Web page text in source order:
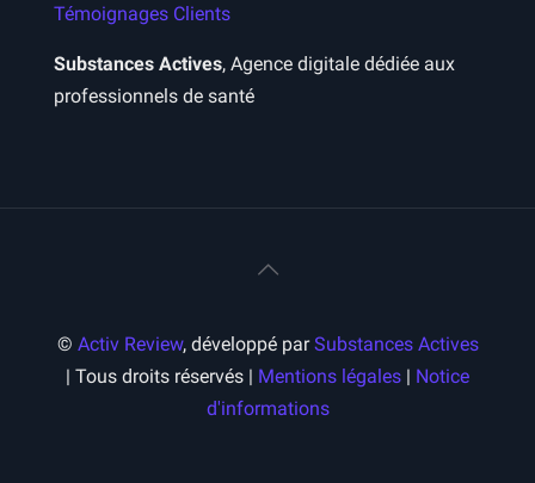
Témoignages Clients
Substances Actives, Agence digitale dédiée aux
professionnels de santé
© Activ Review, développé parSubstances Actives
| Tous droits réservés | Mentions légales | Notice
d'informations